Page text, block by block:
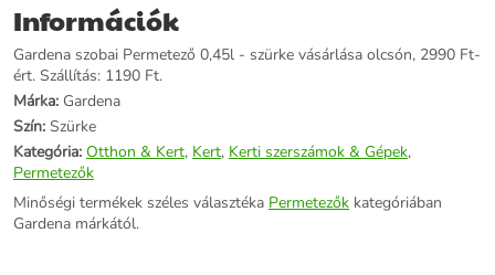
fúvókával vagy zuhanyfúvókával egyaránt használhatod. Ez nagy
rugalmasságot biztosít palántáid öntözésénél. A beépített tárolónak
köszönhetően a csepegtető fúvóka és a zuhanyfúvóka is mindig
kéznél van. A 450 ml űrtartalmú permetező áttetsző anyagból
készült, így mindig szemmel tarthatod, hogy mennyi víz van még a
tartályban. Praktikus kialakításának köszönhetően rendkívül
könnyen használható. Csak egy nyomás és már öntözhetsz is.
Műszaki adatok: Cikkszám11102-20 EAN-kód:4078500052290
További információk>>
Információk
Gardena szobai Permetező 0,45l - szürke vásárlása olcsón, 2990 Ft-
ért. Szállítás: 1190 Ft.
Márka: Gardena
Szín: Szürke
Kategória: Otthon & Kert, Kert, Kerti szerszámok & Gépek,
Permetezők
Minőségi termékek széles választéka Permetezők kategóriában
Gardena márkától.